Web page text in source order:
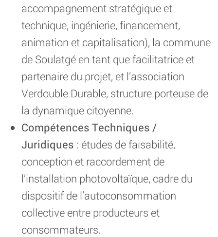
accompagnement stratégique et
technique, ingénierie, financement,
animation et capitalisation), la commune
de Soulatgé en tant que facilitatrice et
partenaire du projet, et l’association
Verdouble Durable, structure porteuse de
la dynamique citoyenne.
Compétences Techniques /
Juridiques : études de faisabilité,
conception et raccordement de
l’installation photovoltaïque, cadre du
dispositif de l’autoconsommation
collective entre producteurs et
consommateurs.